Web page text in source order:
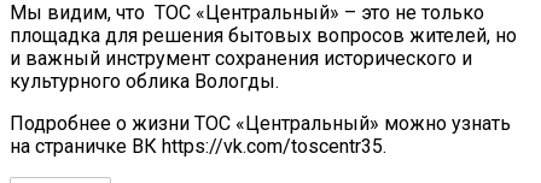
Мы видим, что ТОС «Центральный» – это не только
площадка для решения бытовых вопросов жителей, но
и важный инструмент сохранения исторического и
культурного облика Вологды.
Подробнее о жизни ТОС «Центральный» можно узнать
на страничке ВК https://vk.com/toscentr35.